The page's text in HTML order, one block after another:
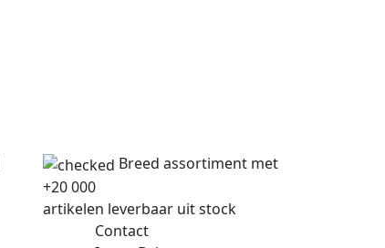
Breed assortiment met
+20 000
artikelen leverbaar uit stock
Contact